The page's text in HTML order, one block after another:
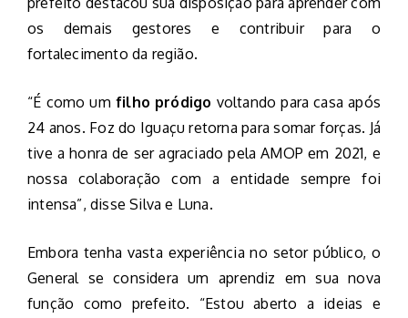
os demais gestores e contribuir para o
fortalecimento da região.
“É como um filho pródigo voltando para casa após
24 anos. Foz do Iguaçu retorna para somar forças. Já
tive a honra de ser agraciado pela AMOP em 2021, e
nossa colaboração com a entidade sempre foi
intensa”, disse Silva e Luna.
Embora tenha vasta experiência no setor público, o
General se considera um aprendiz em sua nova
função como prefeito. “Estou aberto a ideias e